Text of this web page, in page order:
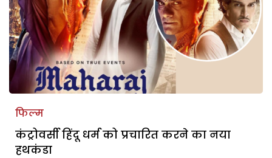
फिल्म
कंट्रोवर्सी हिंदू धर्म को प्रचारित करने का नया
हथकंडा